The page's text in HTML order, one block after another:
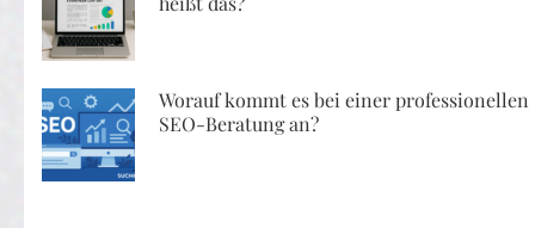
Worauf kommt es bei einer professionellen
SEO-Beratung an?